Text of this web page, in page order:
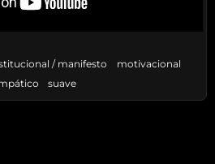
/ manifesto
motivacional
suave